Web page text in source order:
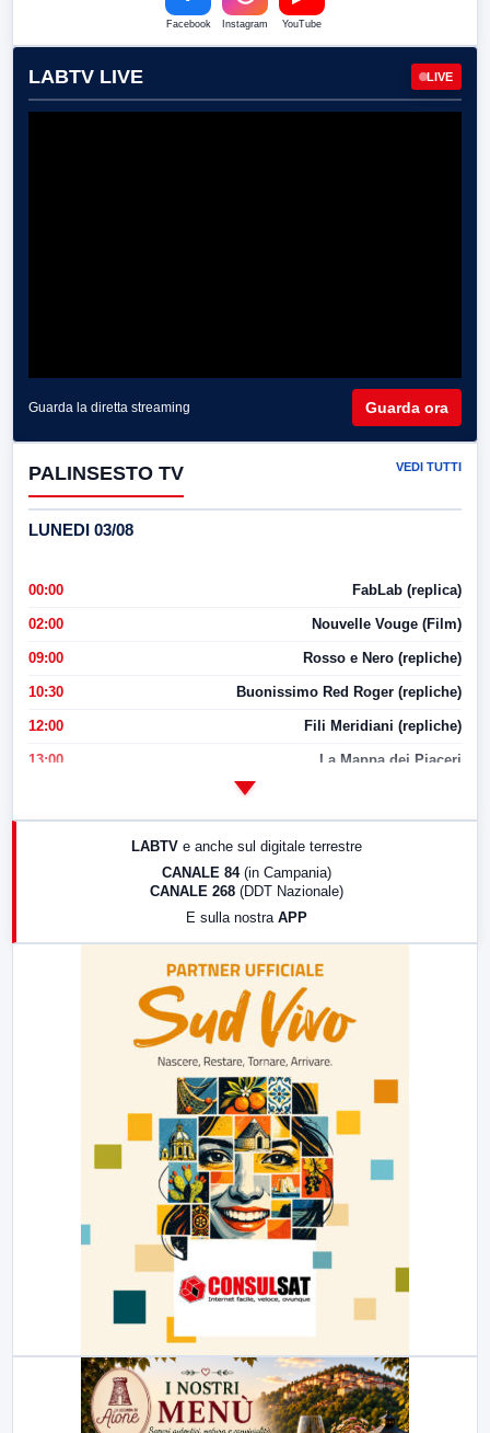
Facebook Instagram YouTube
LABTV LIVE LIVE
Guarda la diretta streaming Guarda ora
PALINSESTO TV VEDI TUTTI
LUNEDI 03/08
00:00 FabLab (replica)
02:00 Nouvelle Vouge (Film)
09:00 Rosso e Nero (repliche)
10:30 Buonissimo Red Roger (repliche)
12:00 Fili Meridiani (repliche)
13:00 La Mappa dei Piaceri
LABTV e anche sul digitale terrestre
CANALE 84 (in Campania)
CANALE 268 (DDT Nazionale)
E sulla nostra APP